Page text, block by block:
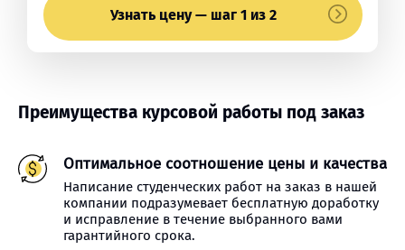
Узнать цену — шаг 1 из 2
Преимущества курсовой работы под заказ
Оптимальное соотношение цены и качества
Написание студенческих работ на заказ в нашей
компании подразумевает бесплатную доработку
и исправление в течение выбранного вами
гарантийного срока.